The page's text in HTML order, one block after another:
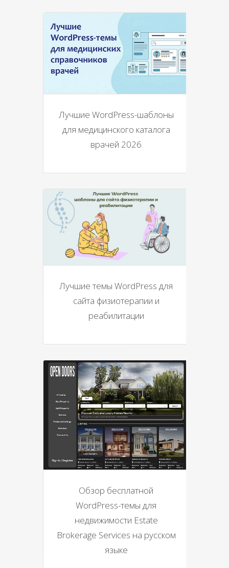
Лучшие WordPress-шаблоны
для медицинского каталога
врачей 2026
Лучшие темы WordPress для
сайта физиотерапии и
реабилитации
Обзор бесплатной
WordPress-темы для
недвижимости Estate
Brokerage Services на русском
языке